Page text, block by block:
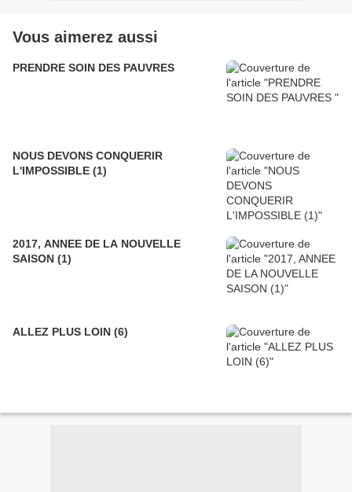
Vous aimerez aussi
PRENDRE SOIN DES PAUVRES
NOUS DEVONS CONQUERIR
L'IMPOSSIBLE (1)
2017, ANNEE DE LA NOUVELLE
SAISON (1)
ALLEZ PLUS LOIN (6)